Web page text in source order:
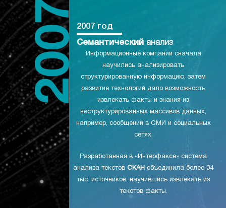
2007 год
Семантический анализ
Информационные компании сначала
научились анализировать
структурированную информацию, затем
развитие технологий дало возможность
извлекать факты и знания из
неструктурированных массивов данных,
например, сообщений в СМИ и социальных
сетях.
Разработанная в «Интерфаксе» система
анализа текстов СКАН объединила более 34
тыс. источников, научившись извлекать из
текстов факты.